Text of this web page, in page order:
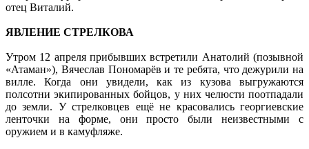
отец Виталий.
ЯВЛЕНИЕ СТРЕЛКОВА
Утром 12 апреля прибывших встретили Анатолий (позывной
«Атаман»), Вячеслав Пономарёв и те ребята, что дежурили на
вилле. Когда они увидели, как из кузова выгружаются
полсотни экипированных бойцов, у них челюсти поотпадали
до земли. У стрелковцев ещё не красовались георгиевские
ленточки на форме, они просто были неизвестными с
оружием и в камуфляже.